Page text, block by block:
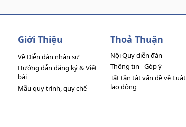
Giới Thiệu
Về Diễn đàn nhân sự
Hướng dẫn đăng ký & Viết
bài
Mẫu quy trình, quy chế
Thoả Thuận
Nội Quy diễn đàn
Thông tin - Góp ý
Tất tần tật vấn đề về Luật
lao động